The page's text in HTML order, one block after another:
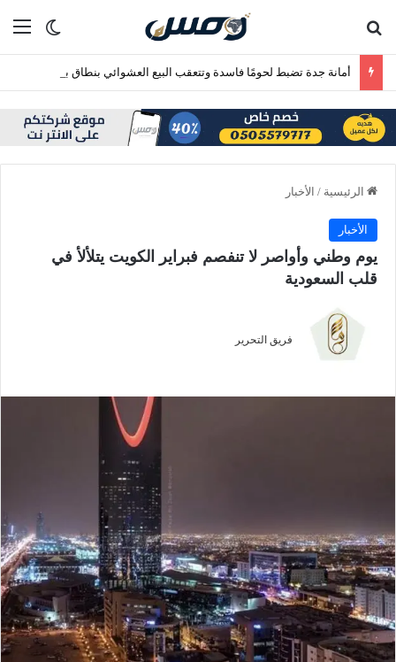
الوضع
أمانة جدة تضبط لحومًا فاسدة وتتعقب البيع العشوائي بنطاق بريمان
الرئيسية / الأخبار
الأخبار
يوم وطني وأواصر لا تنفصم فبراير الكويت يتلألأ في
قلب السعودية
فريق التحرير